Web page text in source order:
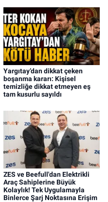
Yargıtay’dan dikkat çeken
boşanma kararı: Kişisel
temizliğe dikkat etmeyen eş
tam kusurlu sayıldı
ZES ve Beefull'dan Elektrikli
Araç Sahiplerine Büyük
Kolaylık! Tek Uygulamayla
Binlerce Şarj Noktasına Erişim